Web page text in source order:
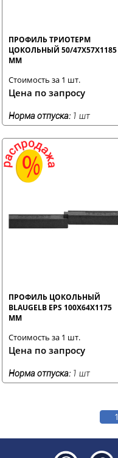
ПРОФИЛЬ ТРИОТЕРМ
ЦОКОЛЬНЫЙ 50/47Х57Х1185
ММ
Стоимость за 1 шт.
Цена по запросу
Норма отпуска: 1 шт
ПРОФИЛЬ ЦОКОЛЬНЫЙ
BLAUGELB EPS 100Х64Х1175
ММ
Стоимость за 1 шт.
Цена по запросу
Норма отпуска: 1 шт
1